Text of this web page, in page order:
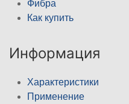
Фибра
Как купить
Информация
Характеристики
Применение